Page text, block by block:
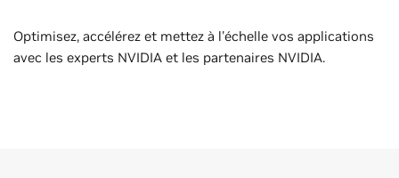
Optimisez, accélérez et mettez à l'échelle vos applications
avec les experts NVIDIA et les partenaires NVIDIA.